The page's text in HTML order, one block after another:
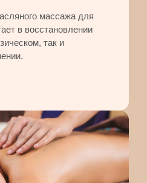
массажа для
в восстановлении
так и